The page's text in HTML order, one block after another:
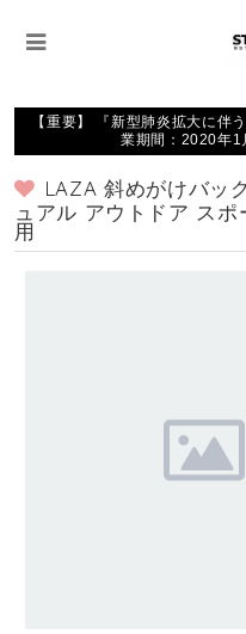
【重要】 『新型肺炎拡大に伴
業期間：2020年1
LAZA 斜めがけバッ
ュアル アウトドア ス
用